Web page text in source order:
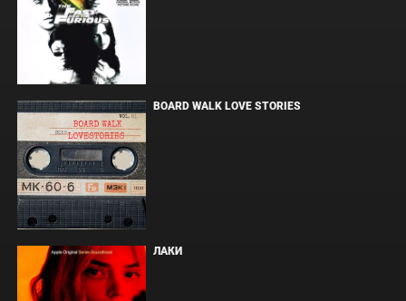
BOARD WALK LOVE STORIES
ЛАКИ